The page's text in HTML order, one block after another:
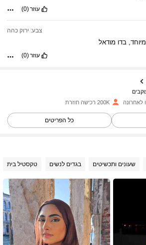
עוזר(0)
צבע: ירוק כהה
מיוחד, בדו מודאל
עוזר(0)
200K רכישה חוזרת
כל הפריטים
שעונים ותכשיטים בגדים לנשים טקסטיל בית